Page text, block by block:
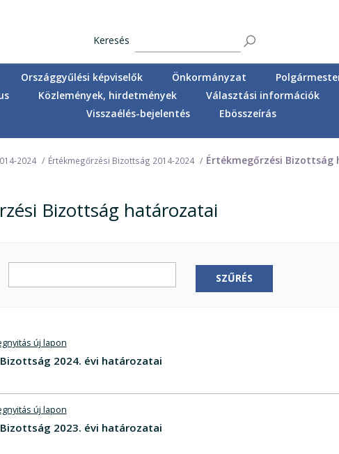
Keresés
Országgyűlési képviselők Önkormányzat
Közlemények, hirdetmények Választási információk
Visszaélés-bejelentés
Ebösszeírás
2024 Értékmegőrzési Bizottság 2014-2024 Értékmegőrzési Bizottság
Bizottság határozatai
SZŰRÉS
új lapon
2024. évi határozatai
új lapon
2023. évi határozatai